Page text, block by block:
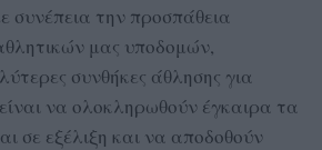
συνέπεια την προσπάθεια
μας υποδομών,
συνθήκες άθλησης για
να ολοκληρωθούν έγκαιρα τα
σε εξέλιξη και να αποδοθούν